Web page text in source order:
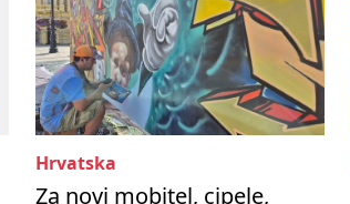
Hrvatska
Za novi mobitel, cipele,